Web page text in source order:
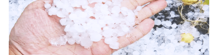
情報を取引のある他の保険会社の商品・サービスをご提案す
るために利用させていただくことがあります。）
上記に係る連絡・手続き・管理等付帯業務を行うため
3.セミナー募集サイトから取得した個人情報